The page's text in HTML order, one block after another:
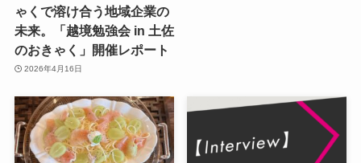
ゃくで溶け合う地域企業の
未来。「越境勉強会 in 土佐
のおきゃく」開催レポート
2026年4月16日